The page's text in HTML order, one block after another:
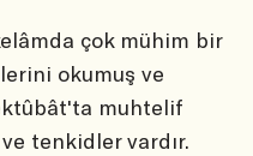
çok mühim bir
okumuş ve
muhtelif
tenkidler vardır.